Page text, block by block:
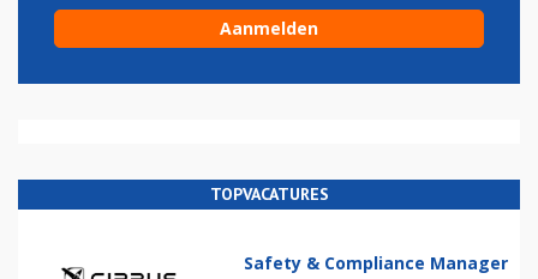
TOPVACATURES
Safety & Compliance Manager